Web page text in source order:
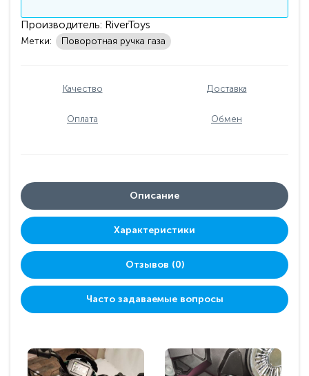
Производитель: RiverToys
Метки: Поворотная ручка газа
Качество Доставка
Оплата Обмен
Описание
Характеристики
Отзывов (0)
Часто задаваемые вопросы